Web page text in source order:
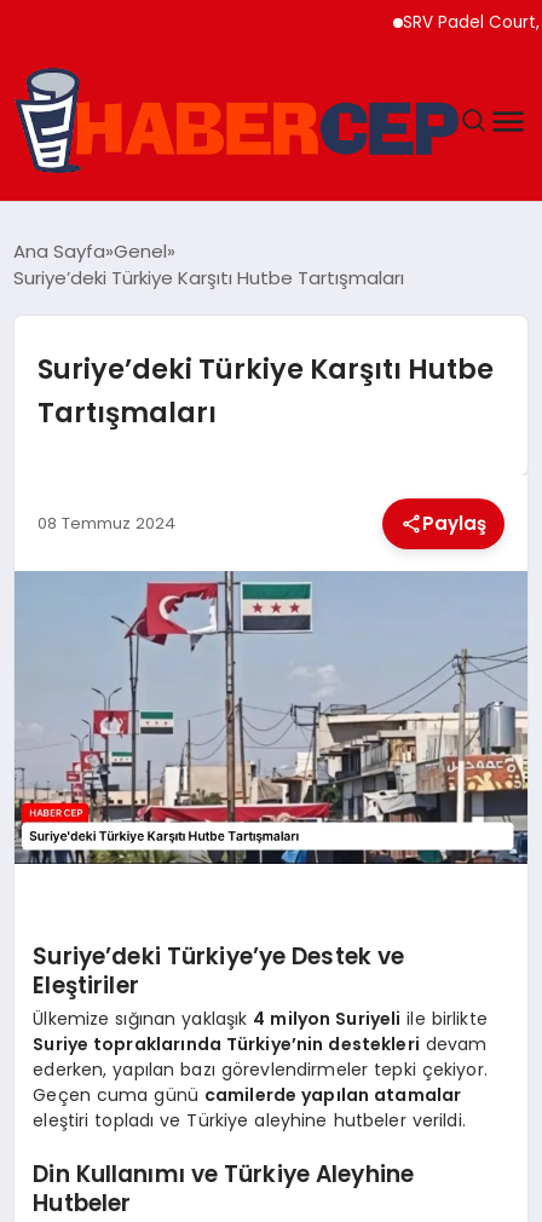
SRV Padel Court, 24
GÜNDEM
TEKNOLOJI
EĞITIM
Ana Sayfa Genel
Suriye’deki Türkiye Karşıtı Hutbe Tartışmaları
Suriye’deki Türkiye Karşıtı Hutbe
Tartışmaları
08 Temmuz 2024 Paylaş
Suriye’deki Türkiye’ye Destek ve
Eleştiriler
Ülkemize sığınan yaklaşık 4 milyon Suriyeli ile birlikte
Suriye topraklarında Türkiye’nin destekleri devam
ederken, yapılan bazı görevlendirmeler tepki çekiyor.
Geçen cuma günü camilerde yapılan atamalar
eleştiri topladı ve Türkiye aleyhine hutbeler verildi.
Din Kullanımı ve Türkiye Aleyhine
Hutbeler